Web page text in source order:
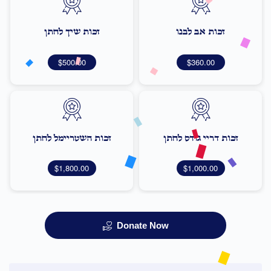
זכות אב לבנו
$360.00
זכות שיך לחתן
$500.00
זכות דריי גודס לחתן
$1,000.00
זכות השטריימל לחתן
$1,800.00
Donate Now